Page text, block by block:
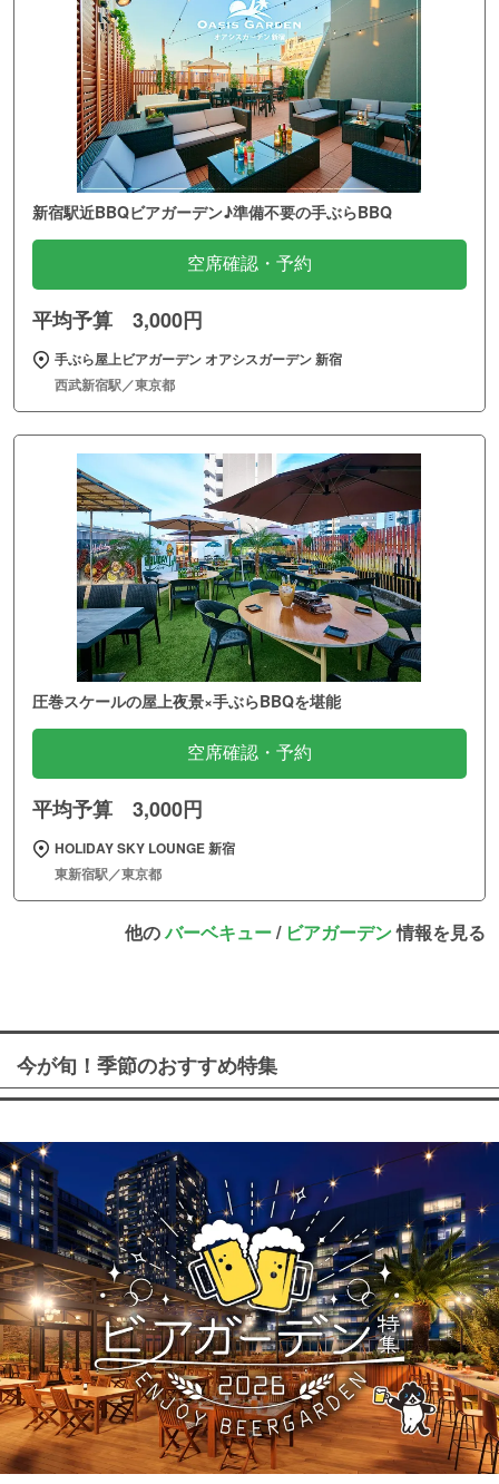
新宿駅近BBQビアガーデン♪準備不要の手ぶらBBQ
空席確認・予約
平均予算 3,000円
手ぶら屋上ビアガーデン オアシスガーデン 新宿
西武新宿駅／東京都
圧巻スケールの屋上夜景×手ぶらBBQを堪能
空席確認・予約
平均予算 3,000円
HOLIDAY SKY LOUNGE 新宿
東新宿駅／東京都
他のバーベキュー/ ビアガーデン情報を見る
今が旬！季節のおすすめ特集